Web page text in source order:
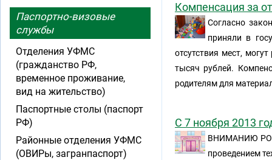
Компенсация за
Согласно
приняли в
отсутствия мест,
тысяч рублей.
родителям для
С 7 ноября 2013
ВНИМАНИЮ
проведением
Паспортно-визовые
службы
Отделения УФМС
(гражданство РФ,
временное проживание,
вид на жительство)
Паспортные столы (паспорт
РФ)
Районные отделения УФМС
(ОВИРы, загранпаспорт)